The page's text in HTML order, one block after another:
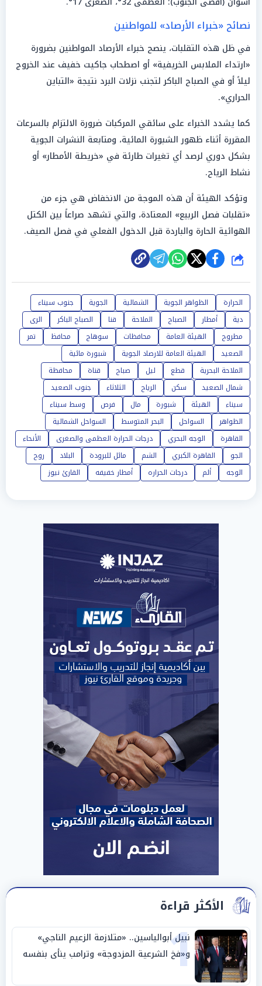
نصائح «خبراء الأرصاد» للمواطنين
في ظل هذه التقلبات، ينصح خبراء الأرصاد المواطنين بضرورة
«ارتداء الملابس الخريفية» أو اصطحاب جاكيت خفيف عند الخروج
ليلاً أو في الصباح الباكر لتجنب نزلات البرد نتيجة «التباين
الحراري».
كما يشدد الخبراء على سائقي المركبات ضرورة الالتزام بالسرعات
المقررة أثناء ظهور الشبورة المائية، ومتابعة النشرات الجوية
بشكل دوري لرصد أي تغيرات طارئة في «خريطة الأمطار» أو
نشاط الرياح.
وتؤكد الهيئة أن هذه الموجة من الانخفاض هي جزء من
«تقلبات فصل الربيع» المعتادة، والتي تشهد صراعاً بين الكتل
الهوائية الحارة والباردة قبل الدخول الفعلي في فصل الصيف.
شارك
الحرارة الظواهر الجوية الشمالية الجوية
جنوب سيناء
دية
أمطار الصباح الملاحة قنا الصباح الباكر
الرى
مطروح
الهيئة العامة محافظات سوهاج محافظ
تمر
الصعيد
الهيئة العامة للارصاد الجوية
شبورة مائية
الملاحة البحرية
قطع ليل صباح قناة
محافظة
شمال الصعيد
سكن الرياح الثلاثاء
جنوب الصعيد
سيناء
الهيئة شبورة مال فرص
وسط سيناء
الظواهر
السواحل البحر المتوسط
السواحل الشمالية
القاهرة
الوجه البحري درجات الحرارة العظمى والصغرى
الأنحاء
الجو
القاهرة الكبري الشم مائل للبرودة البلاد
روح
الوجه
ألم درجات الحراره أمطار خفيفه القارئ نيوز
الأكثر قراءة
1
نبيل أبوالياسين.. «متلازمة الزعيم الناجي»
و«فخ الشرعية المزدوجة» وترامب ينأى بنفسه
وحليفه في «ميتم استراتيجي»